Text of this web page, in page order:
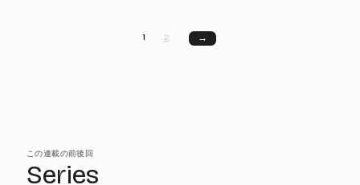
1 2 →
この連載の前後回
Series